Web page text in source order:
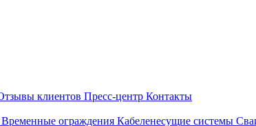
клиентов Пресс-центр Контакты
Временные ограждения Кабеленесущие системы